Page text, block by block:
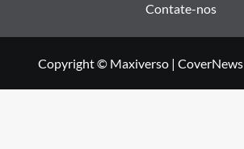
Contate-nos
Copyright © Maxiverso | CoverNews